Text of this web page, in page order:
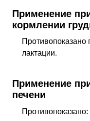
Применение
кормлении
Противопоказано
лактации.
Применение
печени
Противопоказано: